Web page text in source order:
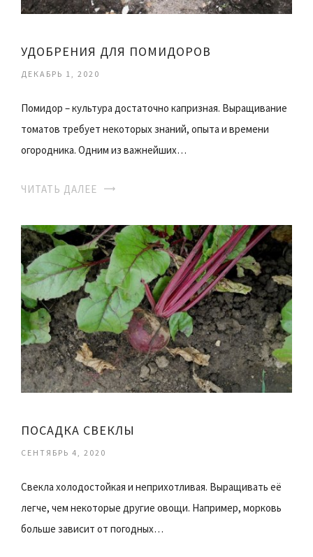
УДОБРЕНИЯ ДЛЯ ПОМИДОРОВ
ДЕКАБРЬ 1, 2020
Помидор – культура достаточно капризная. Выращивание
томатов требует некоторых знаний, опыта и времени
огородника. Одним из важнейших…
ЧИТАТЬ ДАЛЕЕ
ПОСАДКА СВЕКЛЫ
СЕНТЯБРЬ 4, 2020
Свекла холодостойкая и неприхотливая. Выращивать её
легче, чем некоторые другие овощи. Например, морковь
больше зависит от погодных…